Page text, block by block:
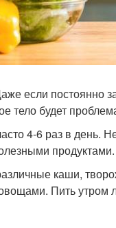
если постоянно
тело будет
4-6 раз в день. Не
продуктами.
каши,
Пить утром